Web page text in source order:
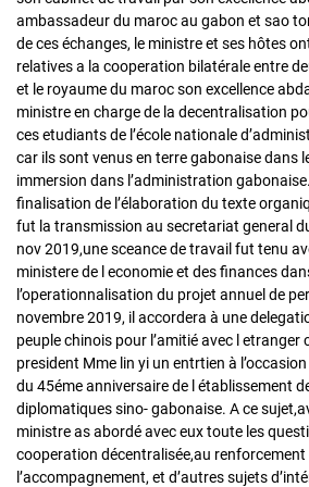
ambassadeur du maroc au gabon et sao
de ces échanges, le ministre et ses hôtes
relatives a la cooperation bilatérale entre
et le royaume du maroc son excellence
ministre en charge de la decentralisation
ces etudiants de l’école nationale
car ils sont venus en terre gabonaise dans
immersion dans l’administration
finalisation de l’élaboration du texte
fut la transmission au secretariat general
nov 2019,une sceance de travail fut tenu
ministere de l economie et des finances
l’operationnalisation du projet annuel de
novembre 2019, il accordera à une
peuple chinois pour l’amitié avec l etranger
president Mme lin yi un entrtien à
du 45éme anniversaire de l établissement
diplomatiques sino- gabonaise. A ce
ministre as abordé avec eux toute les
cooperation décentralisée,au renforcement
l’accompagnement, et d’autres sujets